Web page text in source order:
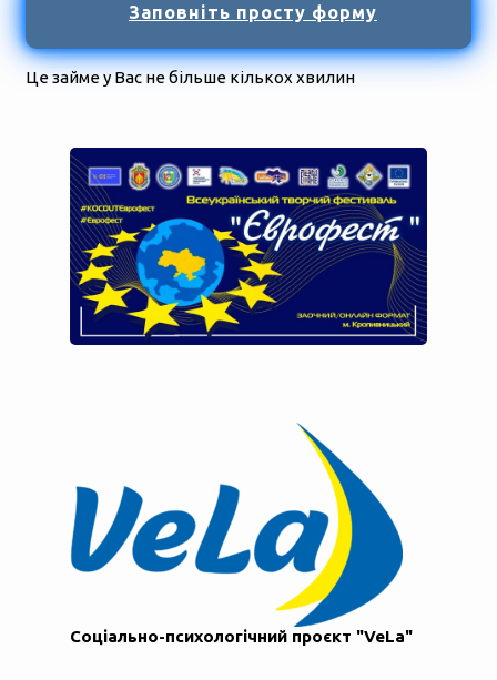
Заповніть просту форму
Це займе у Вас не більше кількох хвилин
Соціально-психологічний проєкт "VeLa"